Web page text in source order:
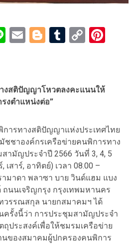
LineEmailBlogger
Tumblr
Copy
งสติปัญญาโหวตลงคะแนนให้
งตำแหน่งต่อ”
ารทางสติปัญญาแห่งประเทศไทย
ชชาองค์กรเครือข่ายคนพิการทาง
มัญประจำปี 2566 วันที่ 3, 4, 5
สาร์, อาทิตย์) เวลา 08.00 –
ามาดา พลาซา บาย วินด์แฮม แบง
ถนนเจริญกรุง กรุงเทพมหานคร
วรรณสกุล นายกสมาคมฯ ได้
ครั้งนี้ว่า การประชุมสามัญประจำ
ถุประสงค์เพื่อให้ชมรมเครือข่าย
นของสมาคมผู้ปกครองคนพิการ